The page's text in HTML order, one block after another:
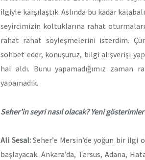
ilgiyle karşılaştık. Aslında bu kadar
seyircimizin koltuklarına rahat
rahat rahat söyleşmelerini isterdim.
sohbet eder, konuşuruz, bilgi alışverişi
hal aldı. Bunu yapamadığımız zaman
yapamadık.
Seher’in seyri nasıl olacak? Yeni
Ali Sesal:Seher’e Mersin’de yoğun bir
başlayacak. Ankara’da, Tarsus, Adana,